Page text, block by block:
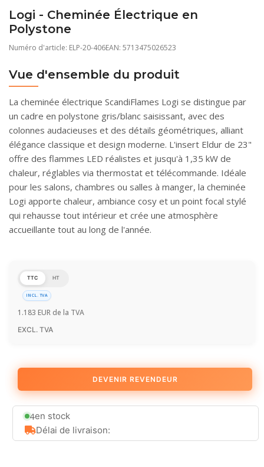
Logi - Cheminée Électrique en
Polystone
Numéro d'article: ELP-20-406EAN: 5713475026523
Vue d'ensemble du produit
La cheminée électrique ScandiFlames Logi se distingue par
un cadre en polystone gris/blanc saisissant, avec des
colonnes audacieuses et des détails géométriques, alliant
élégance classique et design moderne. L'insert Eldur de 23"
offre des flammes LED réalistes et jusqu'à 1,35 kW de
chaleur, réglables via thermostat et télécommande. Idéale
pour les salons, chambres ou salles à manger, la cheminée
Logi apporte chaleur, ambiance cosy et un point focal stylé
qui rehausse tout intérieur et crée une atmosphère
accueillante tout au long de l'année.
TTC HT
INCL. TVA
1.183 EUR de la TVA
EXCL. TVA
DEVENIR REVENDEUR
4en stock
Délai de livraison: